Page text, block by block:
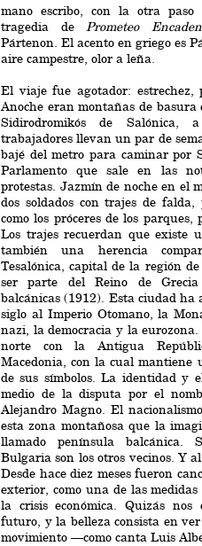
mano escribo, con la otra
tragedia dePrometeo
Pártenon. El acento en griego es
aire campestre, olor a leña.
El viaje fue agotador: estrechez,
Anoche eran montañas de basura
Sidirodromikós de Salónica,
trabajadores llevan un par de
bajé del metro para caminar por
Parlamento que sale en las
protestas. Jazmín de noche en el
dos soldados con trajes de falda,
como los próceres de los parques,
Los trajes recuerdan que existe
también una herencia
Tesalónica, capital de la región
ser parte del Reino de
balcánicas (1912). Esta ciudad
siglo al Imperio Otomano, la
nazi, la democracia y la
norte con la Antigua
Macedonia, con la cual mantiene
de sus símbolos. La identidad y
medio de la disputa por el
Alejandro Magno. El
esta zona montañosa que la
llamado península balcánica.
Bulgaria son los otros vecinos. Y
Desde hace diez meses fueron
exterior, como una de las
la crisis económica. Quizás nos
futuro, y la belleza consista en
movimiento —como canta Luis